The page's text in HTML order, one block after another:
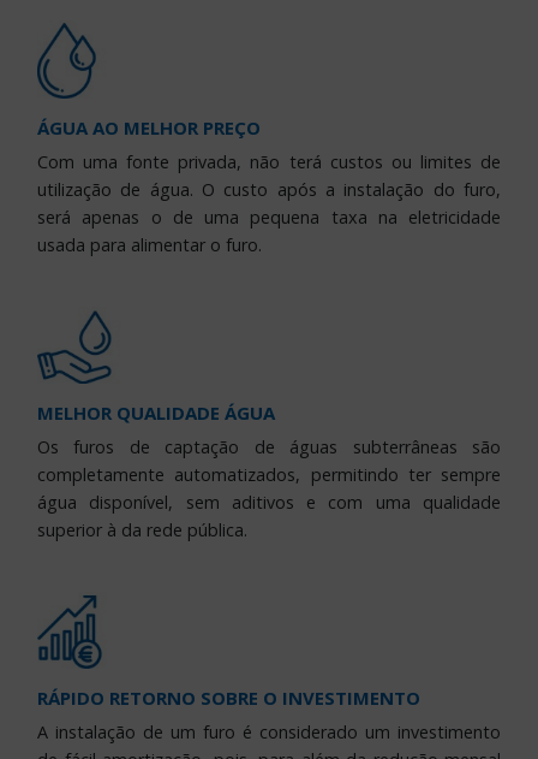
ÁGUA AO MELHOR PREÇO
Com uma fonte privada, não terá custos ou limites de
utilização de água. O custo após a instalação do furo,
será apenas o de uma pequena taxa na eletricidade
usada para alimentar o furo.
MELHOR QUALIDADE ÁGUA
Os furos de captação de águas subterrâneas são
completamente automatizados, permitindo ter sempre
água disponível, sem aditivos e com uma qualidade
superior à da rede pública.
RÁPIDO RETORNO SOBRE O INVESTIMENTO
A instalação de um furo é considerado um investimento